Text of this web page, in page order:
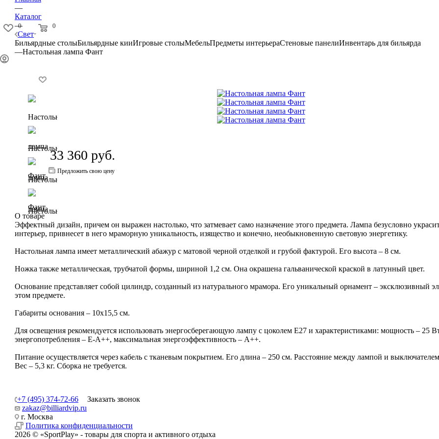
0 0
—
Каталог
—
Свет
Бильярдные столыБильярдные кииИгровые столыМебельПредметы интерьераСтеновые панелиИнвентарь для бильярда
—Настольная лампа Фант
33 360 руб.
Предложить свою цену
О товаре
Эффектный дизайн, причем он выражен настолько, что затмевает само назначение этого предмета. Лампа безусловно
интерьер, привнесет в него мраморную уникальность, изящество и конечно, необыкновенную световую энергетику.
Настольная лампа имеет металлический абажур с матовой черной отделкой и грубой фактурой. Его высота – 8 см.
Ножка также металлическая, трубчатой формы, шириной 1,2 см. Она окрашена гальванической краской в латунный цвет.
Основание представляет собой цилиндр, созданный из натурального мрамора. Его уникальный орнамент – эксклюзивный
этом предмете.
Габариты основания – 10х15,5 см.
Для освещения рекомендуется использовать энергосберегающую лампу с цоколем Е27 и характеристиками: мощность – 25
энергопотребления – Е-А++, максимальная энергоэффективность – A++.
Питание осуществляется через кабель с тканевым покрытием. Его длина – 250 см. Расстояние между лампой и
Вес – 5,3 кг. Сборка не требуется.
+7 (495) 374-72-66
Заказать звонок
zakaz@billiardvip.ru
г. Москва
Политика конфиденциальности
2026 © «SportPlay» - товары для спорта и активного отдыха